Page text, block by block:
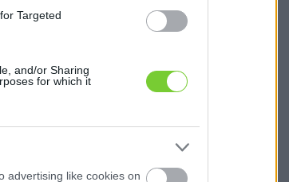
Targeted
and/or Sharing
for which it
advertising like cookies on